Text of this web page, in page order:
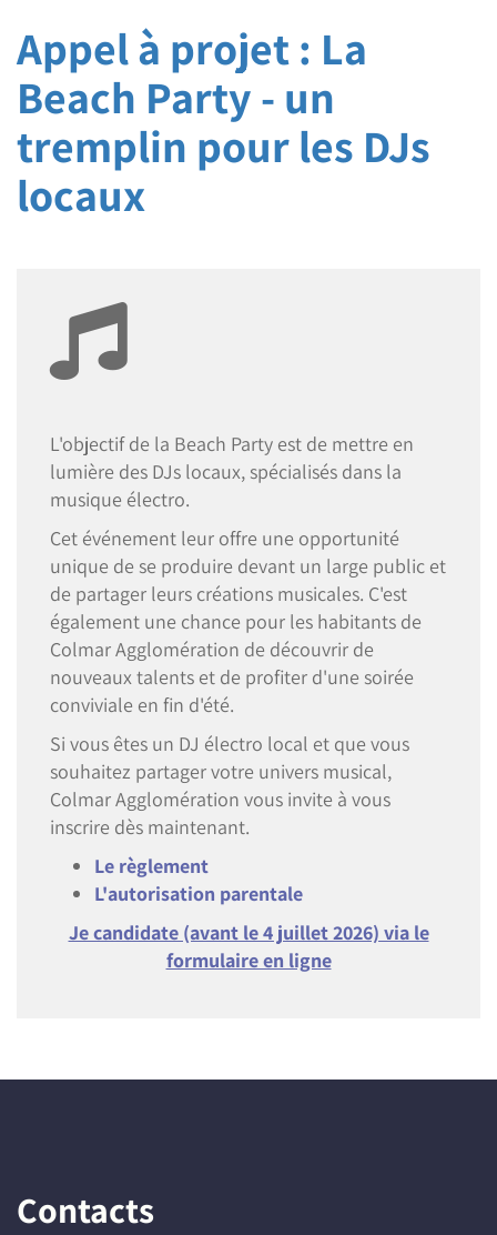
Appel à projet : La
Beach Party - un
tremplin pour les DJs
locaux
L'objectif de la Beach Party est de mettre en
lumière des DJs locaux, spécialisés dans la
musique électro.
Cet événement leur offre une opportunité
unique de se produire devant un large public et
de partager leurs créations musicales. C'est
également une chance pour les habitants de
Colmar Agglomération de découvrir de
nouveaux talents et de profiter d'une soirée
conviviale en fin d'été.
Si vous êtes un DJ électro local et que vous
souhaitez partager votre univers musical,
Colmar Agglomération vous invite à vous
inscrire dès maintenant.
Le règlement
L'autorisation parentale
Je candidate (avant le 4 juillet 2026) via le
formulaire en ligne
Contacts